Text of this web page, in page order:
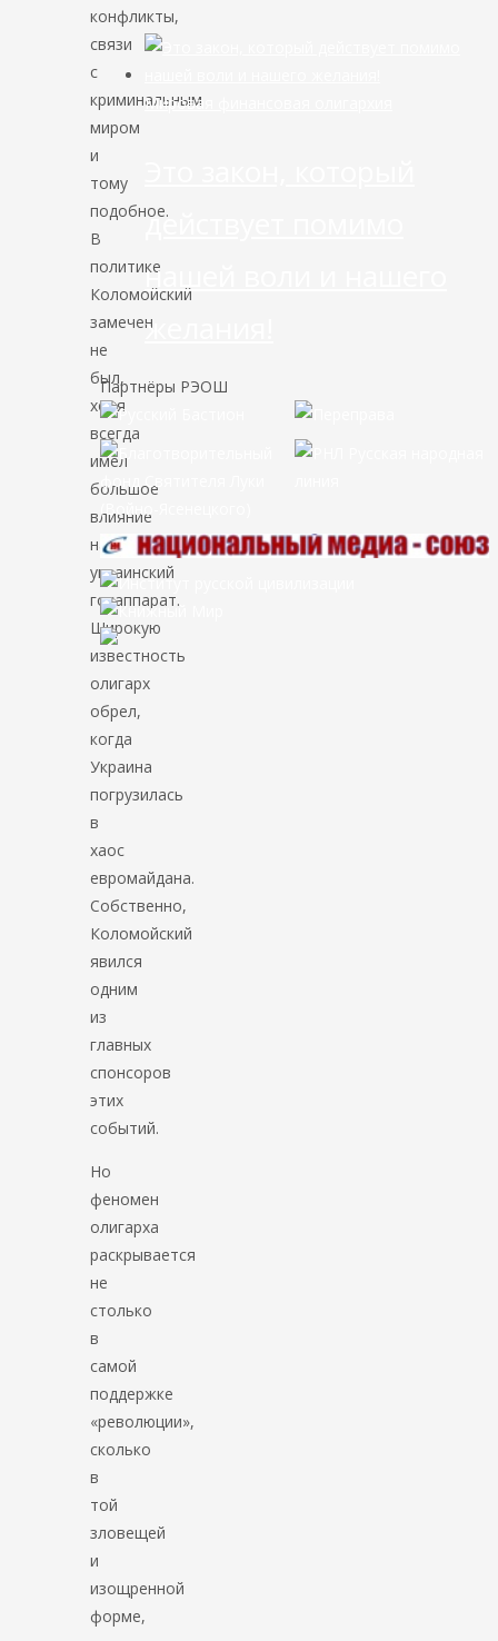
конфликты,
связи
с
криминальным
миром
и
тому
подобное.
В
политике
Коломойский
замечен
не
был,
хотя
всегда
имел
большое
влияние
на
украинский
госаппарат.
Широкую
известность
олигарх
обрел,
когда
Украина
погрузилась
в
хаос
евромайдана.
Собственно,
Коломойский
явился
одним
из
главных
спонсоров
этих
событий.
Но
феномен
олигарха
раскрывается
не
столько
в
самой
поддержке
«революции»,
сколько
в
той
зловещей
и
изощренной
форме,
Мировая финансовая олигархия
действует помимо
нашей воли и нашего
желания!
Партнёры РЭОШ